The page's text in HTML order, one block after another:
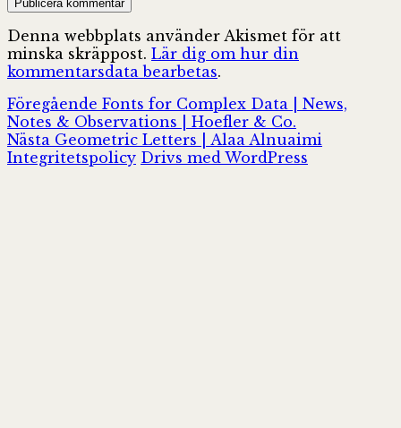
Denna webbplats använder Akismet för att
minska skräppost. Lär dig om hur din
kommentarsdata bearbetas.
Inläggsnavigering
Föregående Föregående
inlägg:
Fonts for Complex Data | News,
Notes & Observations | Hoefler & Co.
Nästa Nästa
inlägg:
Geometric Letters | Alaa Alnuaimi
Integritetspolicy Drivs med WordPress